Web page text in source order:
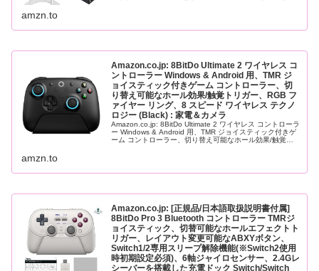
amzn.to
Amazon.co.jp: 8BitDo Ultimate 2 ワイヤレス コ
ントローラー Windows & Android 用、TMR ジ
ョイスティック付きゲーム コントローラー、切
り替え可能なホール効果/触覚トリガー、RGB フ
ァイヤー リング、8 スピード ワイヤレス テクノ
ロジー (Black) : 家電＆カメラ
Amazon.co.jp: 8BitDo Ultimate 2 ワイヤレス コントローラ
ー Windows & Android 用、TMR ジョイスティック付きゲ
ーム コントローラー、切り替え可能なホール効果/触覚ト
amzn.to
Amazon.co.jp: [正規品/日本語取扱説明書付属]
8BitDo Pro 3 Bluetooth コントローラー TMRジ
ョイスティック、切替可能なホールエフェクトト
リガー、レイアウト変更可能なABXYボタン、
Switch1/2専用スリープ解除機能(※Switch2使用
時初期設定必須)、6軸ジャイロセンサー、2.4Gレ
シーバーを搭載した充電ドック Switch/Switch